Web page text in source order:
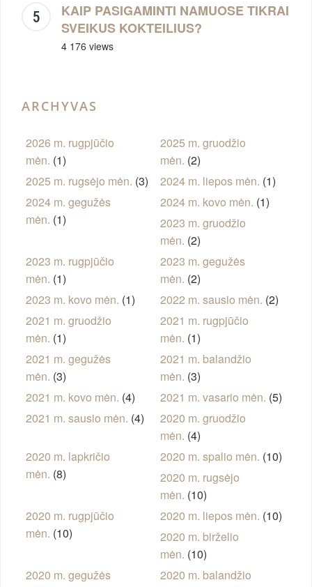
KAIP PASIGAMINTI NAMUOSE TIKRAI
SVEIKUS KOKTEILIUS?
4 176 views
ARCHYVAS
2026 m. rugpjūčio
mėn. (1)
2025 m. gruodžio
mėn. (2)
2025 m. rugsėjo mėn. (3) 2024 m. liepos mėn. (1)
2024 m. gegužės
mėn. (1)
2024 m. kovo mėn. (1)
2023 m. gruodžio
mėn. (2)
2023 m. rugpjūčio
mėn. (1)
2023 m. gegužės
mėn. (2)
2023 m. kovo mėn. (1) 2022 m. sausio mėn. (2)
2021 m. gruodžio
mėn. (1)
2021 m. rugpjūčio
mėn. (1)
2021 m. gegužės
mėn. (3)
2021 m. balandžio
mėn. (3)
2021 m. kovo mėn. (4) 2021 m. vasario mėn. (5)
2021 m. sausio mėn. (4)
2020 m. gruodžio
mėn. (4)
2020 m. lapkričio
mėn. (8)
2020 m. spalio mėn. (10)
2020 m. rugsėjo
mėn. (10)
2020 m. rugpjūčio
mėn. (10)
2020 m. liepos mėn. (10)
2020 m. birželio
mėn. (10)
2020 m. gegužės
2020 m. balandžio